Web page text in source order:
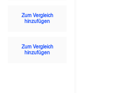
Zum Vergleich
hinzufügen
Zum Vergleich
hinzufügen